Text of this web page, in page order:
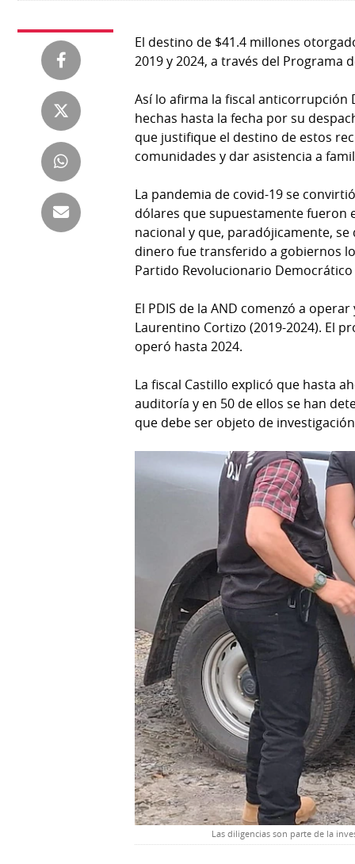
Panamá
Tus
Tiquetes
Cero
Corprensa
Club
La
Prensa
Busca
Fácil
Cual
El destino de $41.4 millones
2019 y 2024, a través del Programa
Así lo afirma la fiscal anticorrupción
hechas hasta la fecha por su
que justifique el destino de estos
comunidades y dar asistencia a
La pandemia de covid-19 se
dólares que supuestamente fueron
nacional y que, paradójicamente,
dinero fue transferido a gobiernos
Partido Revolucionario Democrático
El PDIS de la AND comenzó a
Laurentino Cortizo (2019-2024). El
operó hasta 2024.
La fiscal Castillo explicó que hasta
auditoría y en 50 de ellos se han
que debe ser objeto de
Las diligencias son parte de la